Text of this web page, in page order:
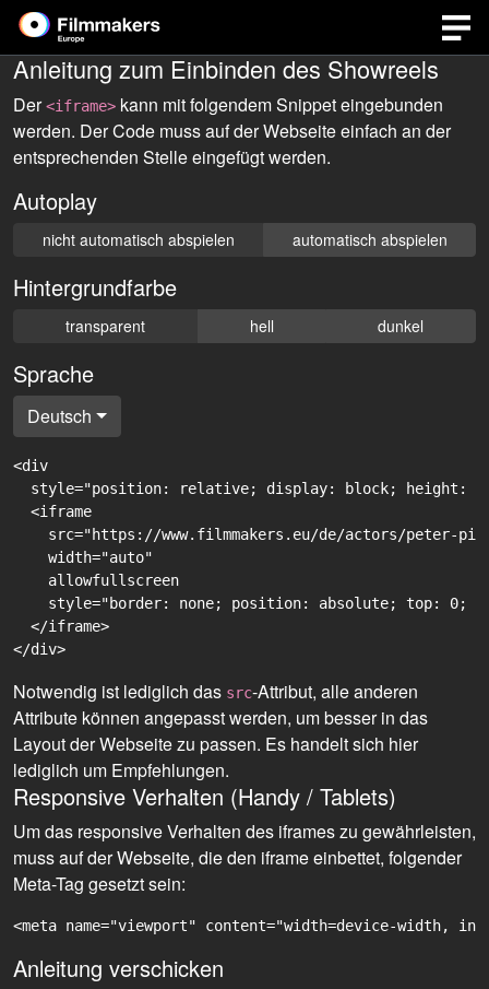
Anleitung zum Einbinden des Showreels
Der<iframe> kann mit folgendem Snippet eingebunden
werden. Der Code muss auf der Webseite einfach an der
entsprechenden Stelle eingefügt werden.
Autoplay
nicht automatisch abspielen automatisch abspielen
Hintergrundfarbe
transparent hell dunkel
Sprache
Deutsch
<div
style="position: relative; display: block; height:
  <iframe
src="https://www.filmmakers.eu/de/actors/peter-
    width="auto"
    allowfullscreen
style="border: none; position: absolute; top: 0;
  </iframe>
Notwendig ist lediglich das src-Attribut, alle anderen
Attribute können angepasst werden, um besser in das
Layout der Webseite zu passen. Es handelt sich hier
lediglich um Empfehlungen.
Responsive Verhalten (Handy / Tablets)
Um das responsive Verhalten des iframes zu gewährleisten,
muss auf der Webseite, die den iframe einbettet, folgender
Meta-Tag gesetzt sein:
<meta name="viewport" content="width=device-width,
Anleitung verschicken